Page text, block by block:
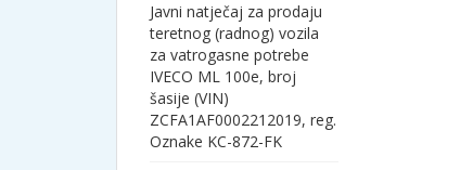
Javni natječaj za prodaju
teretnog (radnog) vozila
za vatrogasne potrebe
IVECO ML 100e, broj
šasije (VIN)
ZCFA1AF0002212019, reg.
Oznake KC-872-FK